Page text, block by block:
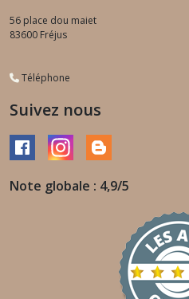
56 place dou maiet
83600 Fréjus
Téléphone
Suivez nous
Note globale : 4,9/5